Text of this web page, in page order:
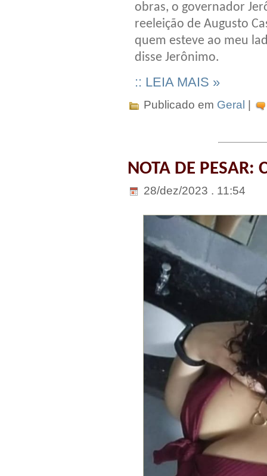
obras, o governador
reeleição de Augusto
quem esteve ao meu
disse Jerônimo.
:: LEIA MAIS »
Publicado em Geral
NOTA DE
28/dez/2023 . 11:54